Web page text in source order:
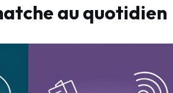
au quotidien